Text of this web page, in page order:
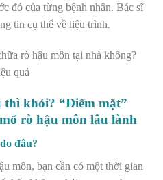
đó của từng bệnh nhân. Bác sĩ
tin cụ thể về liệu trình.
rò hậu môn tại nhà không?
quả
thì khỏi? “Điểm mặt”
rò hậu môn lâu lành
đâu?
môn, bạn cần có một thời gian